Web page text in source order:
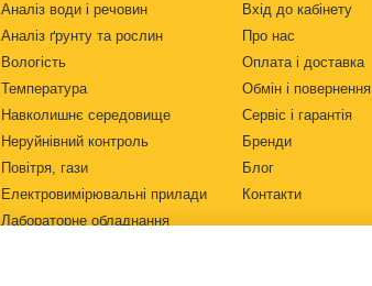
Аналіз води і речовин
Аналіз ґрунту та рослин
Вологість
Температура
Навколишнє середовище
Неруйнівний контроль
Повітря, гази
Електровимірювальні прилади
Лабораторне обладнання
Вхід до кабінету
Про нас
Оплата і доставка
Обмін і повернення
Сервіс і гарантія
Бренди
Блог
Контакти